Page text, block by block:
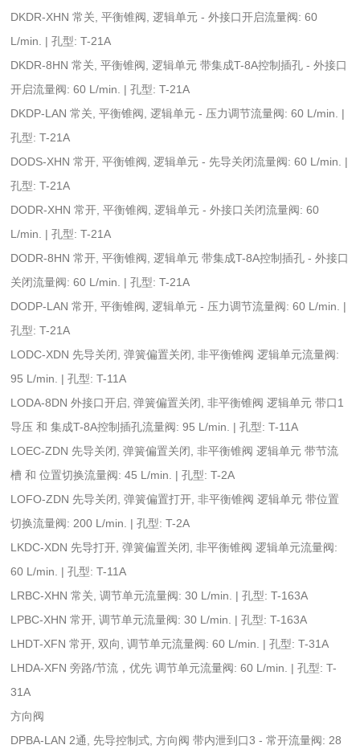
DKDR-XHN 常关, 平衡锥阀, 逻辑单元 - 外接口开启流量阀: 60
L/min. | 孔型: T-21A
DKDR-8HN 常关, 平衡锥阀, 逻辑单元 带集成T-8A控制插孔 - 外接口
开启流量阀: 60 L/min. | 孔型: T-21A
DKDP-LAN 常关, 平衡锥阀, 逻辑单元 - 压力调节流量阀: 60 L/min. |
孔型: T-21A
DODS-XHN 常开, 平衡锥阀, 逻辑单元 - 先导关闭流量阀: 60 L/min. |
孔型: T-21A
DODR-XHN 常开, 平衡锥阀, 逻辑单元 - 外接口关闭流量阀: 60
L/min. | 孔型: T-21A
DODR-8HN 常开, 平衡锥阀, 逻辑单元 带集成T-8A控制插孔 - 外接口
关闭流量阀: 60 L/min. | 孔型: T-21A
DODP-LAN 常开, 平衡锥阀, 逻辑单元 - 压力调节流量阀: 60 L/min. |
孔型: T-21A
LODC-XDN 先导关闭, 弹簧偏置关闭, 非平衡锥阀 逻辑单元流量阀:
95 L/min. | 孔型: T-11A
LODA-8DN 外接口开启, 弹簧偏置关闭, 非平衡锥阀 逻辑单元 带口1
导压 和 集成T-8A控制插孔流量阀: 95 L/min. | 孔型: T-11A
LOEC-ZDN 先导关闭, 弹簧偏置关闭, 非平衡锥阀 逻辑单元 带节流
槽 和 位置切换流量阀: 45 L/min. | 孔型: T-2A
LOFO-ZDN 先导关闭, 弹簧偏置打开, 非平衡锥阀 逻辑单元 带位置
切换流量阀: 200 L/min. | 孔型: T-2A
LKDC-XDN 先导打开, 弹簧偏置关闭, 非平衡锥阀 逻辑单元流量阀:
60 L/min. | 孔型: T-11A
LRBC-XHN 常关, 调节单元流量阀: 30 L/min. | 孔型: T-163A
LPBC-XHN 常开, 调节单元流量阀: 30 L/min. | 孔型: T-163A
LHDT-XFN 常开, 双向, 调节单元流量阀: 60 L/min. | 孔型: T-31A
LHDA-XFN 旁路/节流，优先 调节单元流量阀: 60 L/min. | 孔型: T-
31A
方向阀
DPBA-LAN 2通, 先导控制式, 方向阀 带内泄到口3 - 常开流量阀: 28